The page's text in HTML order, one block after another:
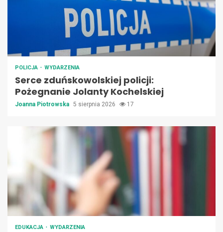
POLICJA WYDARZENIA
Serce zduńskowolskiej policji:
Pożegnanie Jolanty Kochelskiej
Joanna Piotrowska 5 sierpnia 2026 17
EDUKACJA WYDARZENIA